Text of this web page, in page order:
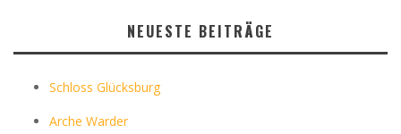
NEUESTE BEITRÄGE
Schloss Glücksburg
Arche Warder